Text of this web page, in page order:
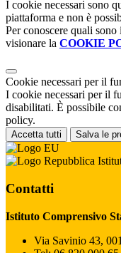
I cookie necessari sono
piattaforma e non è
Per conoscere quali
visionare la COOKIE
Cookie necessari per il
I cookie necessari per il
disabilitati. È possibile
policy.
Accetta tutti Salva le
Contatti
Istituto Comprensivo
Via Savinio 43,